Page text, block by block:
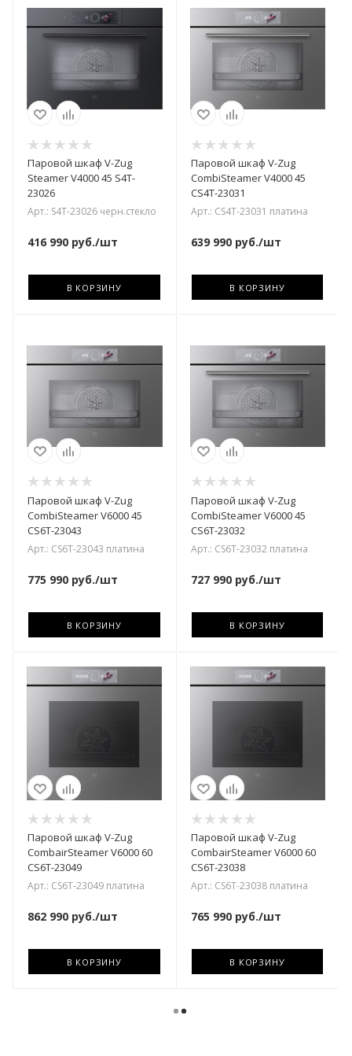
Паровой шкаф V-Zug
Steamer V4000 45 S4T-
23026
Арт.: S4T-23026 черн.стекло
416 990 руб./шт
В КОРЗИНУ
Паровой шкаф V-Zug
CombiSteamer V4000 45
CS4T-23031
Арт.: CS4T-23031 платина
639 990руб./шт
В КОРЗИНУ
Паровой шкаф V-Zug
CombiSteamer V6000 45
CS6T-23043
Арт.: CS6T-23043 платина
775 990 руб./шт
В КОРЗИНУ
Паровой шкаф V-Zug
CombiSteamer V6000 45
CS6T-23032
Арт.: CS6T-23032 платина
727 990руб./шт
В КОРЗИНУ
Паровой шкаф V-Zug
CombairSteamer V6000 60
CS6T-23049
Арт.: CS6T-23049 платина
862 990 руб./шт
В КОРЗИНУ
Паровой шкаф V-Zug
CombairSteamer V6000 60
CS6T-23038
Арт.: CS6T-23038 платина
765 990руб./шт
В КОРЗИНУ